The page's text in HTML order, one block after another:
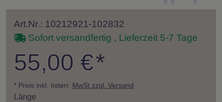
Art.Nr.: 10212921-102832
Sofort versandfertig , Lieferzeit 5-7 Tage
55,00 €*
* Preis inkl. österr. MwSt zzgl. Versand
Länge